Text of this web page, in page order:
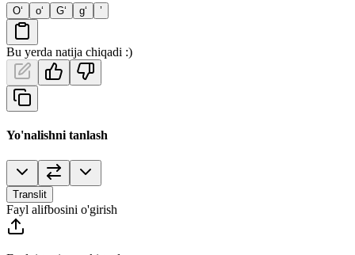
O‘ o‘ G‘ g‘ ’
Bu yerda natija chiqadi :)
Yo'nalishni tanlash
Translit
Fayl alifbosini o'girish